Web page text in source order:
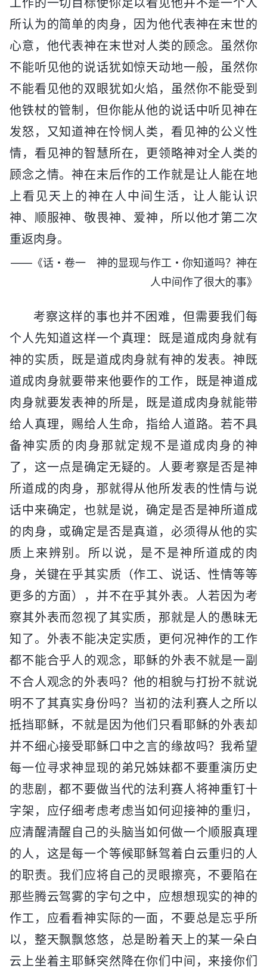
所认为的简单的肉身，因为他代表神在末世的
心意，他代表神在末世对人类的顾念。虽然你
不能听见他的说话犹如惊天动地一般，虽然你
不能看见他的双眼犹如火焰，虽然你不能受到
他铁杖的管制，但你能从他的说话中听见神在
发怒，又知道神在怜悯人类，看见神的公义性
情，看见神的智慧所在，更领略神对全人类的
顾念之情。神在末后作的工作就是让人能在地
上看见天上的神在人中间生活，让人能认识
神、顺服神、敬畏神、爱神，所以他才第二次
重返肉身。
——《话・卷一 神的显现与作工・你知道吗？神在
人中间作了很大的事》
考察这样的事也并不困难，但需要我们每
个人先知道这样一个真理：既是道成肉身就有
神的实质，既是道成肉身就有神的发表。神既
道成肉身就要带来他要作的工作，既是神道成
肉身就要发表神的所是，既是道成肉身就能带
给人真理，赐给人生命，指给人道路。若不具
备神实质的肉身那就定规不是道成肉身的神
了，这一点是确定无疑的。人要考察是否是神
所道成的肉身，那就得从他所发表的性情与说
话中来确定，也就是说，确定是否是神所道成
的肉身，或确定是否是真道，必须得从他的实
质上来辨别。所以说，是不是神所道成的肉
身，关键在乎其实质（作工、说话、性情等等
更多的方面），并不在乎其外表。人若因为考
察其外表而忽视了其实质，那就是人的愚昧无
知了。外表不能决定实质，更何况神作的工作
都不能合乎人的观念，耶稣的外表不就是一副
不合人观念的外表吗？他的相貌与打扮不就说
明不了其真实身份吗？当初的法利赛人之所以
抵挡耶稣，不就是因为他们只看耶稣的外表却
并不细心接受耶稣口中之言的缘故吗？我希望
每一位寻求神显现的弟兄姊妹都不要重演历史
的悲剧，都不要做当代的法利赛人将神重钉十
字架，应仔细考虑考虑当如何迎接神的重归，
应清醒清醒自己的头脑当如何做一个顺服真理
的人，这是每一个等候耶稣驾着白云重归的人
的职责。我们应将自己的灵眼擦亮，不要陷在
那些腾云驾雾的字句之中，应想想现实的神的
作工，应看看神实际的一面，不要总是忘乎所
以，整天飘飘悠悠，总是盼着天上的某一朵白
云上坐着主耶稣突然降在你们中间，来接你们